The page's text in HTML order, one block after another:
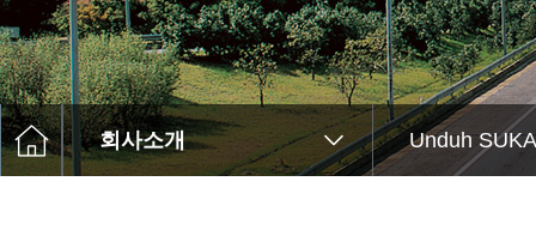
찾아오시는길
고객센터
회사소개 Unduh